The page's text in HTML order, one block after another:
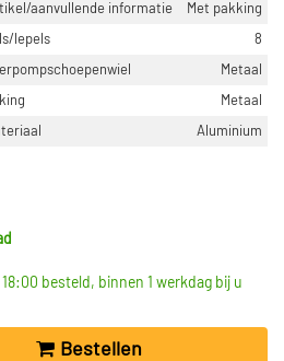
aanvullende informatie
Met pakking
lepels
8
Metaal
Metaal
Aluminium
besteld, binnen 1 werkdag bij u
Bestellen